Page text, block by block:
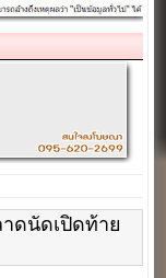
าดนัดเปิดท้าย